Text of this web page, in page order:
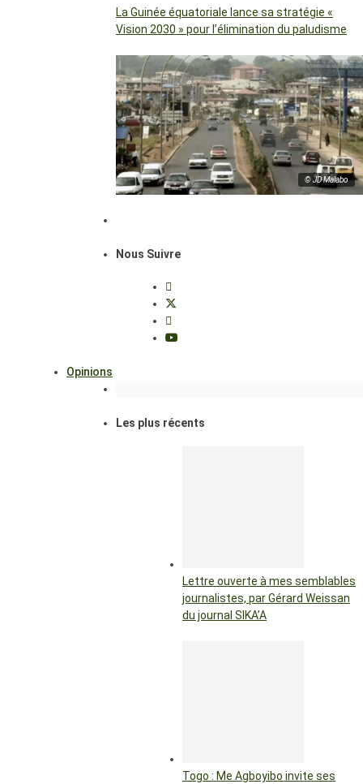
La Guinée équatoriale lance sa stratégie «
Vision 2030 » pour l’élimination du paludisme
© JD Malabo
Nous Suivre
Opinions
Les plus récents
Lettre ouverte à mes semblables
journalistes, par Gérard Weissan
du journal SIKA’A
Togo : Me Agboyibo invite ses